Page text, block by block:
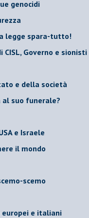
genocidi
legge spara-tutto!
Governo e sionisti
e della società
al suo funerale?
e Israele
il mondo
scemo
e italiani